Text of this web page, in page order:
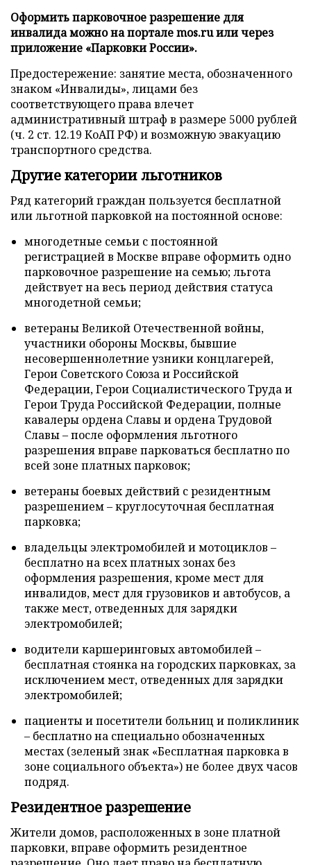
Оформить парковочное разрешение для
инвалида можно на портале mos.ru или через
приложение «Парковки России».
Предостережение: занятие места, обозначенного
знаком «Инвалиды», лицами без
соответствующего права влечет
административный штраф в размере 5000 рублей
(ч. 2 ст. 12.19 КоАП РФ) и возможную эвакуацию
транспортного средства.
Другие категории льготников
Ряд категорий граждан пользуется бесплатной
или льготной парковкой на постоянной основе:
многодетные семьи с постоянной
регистрацией в Москве вправе оформить одно
парковочное разрешение на семью; льгота
действует на весь период действия статуса
многодетной семьи;
ветераны Великой Отечественной войны,
участники обороны Москвы, бывшие
несовершеннолетние узники концлагерей,
Герои Советского Союза и Российской
Федерации, Герои Социалистического Труда и
Герои Труда Российской Федерации, полные
кавалеры ордена Славы и ордена Трудовой
Славы – после оформления льготного
разрешения вправе парковаться бесплатно по
всей зоне платных парковок;
ветераны боевых действий с резидентным
разрешением – круглосуточная бесплатная
парковка;
владельцы электромобилей и мотоциклов –
бесплатно на всех платных зонах без
оформления разрешения, кроме мест для
инвалидов, мест для грузовиков и автобусов, а
также мест, отведенных для зарядки
электромобилей;
водители каршеринговых автомобилей –
бесплатная стоянка на городских парковках, за
исключением мест, отведенных для зарядки
электромобилей;
пациенты и посетители больниц и поликлиник
– бесплатно на специально обозначенных
местах (зеленый знак «Бесплатная парковка в
зоне социального объекта») не более двух часов
подряд.
Резидентное разрешение
Жители домов, расположенных в зоне платной
парковки, вправе оформить резидентное